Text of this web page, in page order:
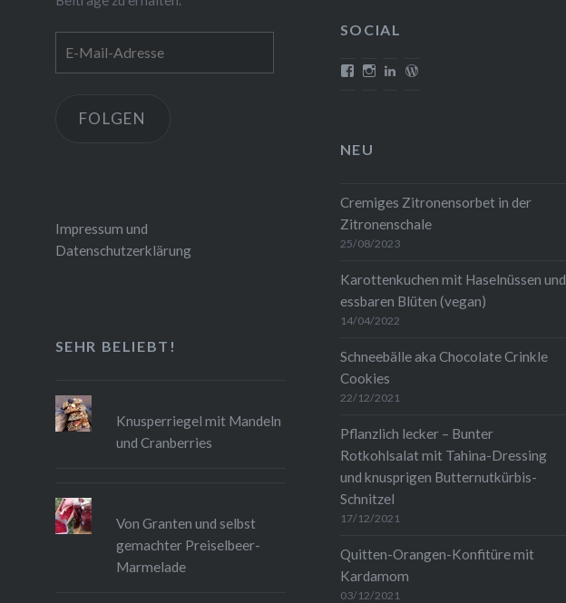
Mail-
FOLGEN
SOCIAL
Profil
anzeigen
ProfilProfilProfil
NEU
Cremiges Zitronensorbet in der
Zitronenschale
25/08/2023
Karottenkuchen mit Haselnüssen und
essbaren Blüten (vegan)
14/04/2022
Schneebälle aka Chocolate Crinkle
Cookies
22/12/2021
Pflanzlich lecker – Bunter
Rotkohlsalat mit Tahina-Dressing
und knusprigen Butternutkürbis-
Schnitzel
17/12/2021
Quitten-Orangen-Konfitüre mit
Kardamom
03/12/2021
Impressum und
Datenschutzerklärung
SEHR BELIEBT!
Knusperriegel mit Mandeln
und Cranberries
Von Granten und selbst
gemachter Preiselbeer-
Marmelade